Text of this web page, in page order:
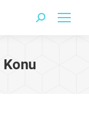
Search:
Konu